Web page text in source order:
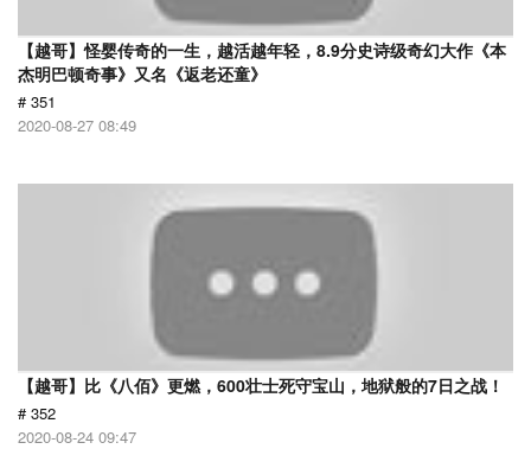
【越哥】怪婴传奇的一生，越活越年轻，8.9分史诗级奇幻大作《本
杰明巴顿奇事》又名《返老还童》
# 351
2020-08-27 08:49
【越哥】比《八佰》更燃，600壮士死守宝山，地狱般的7日之战！
# 352
2020-08-24 09:47